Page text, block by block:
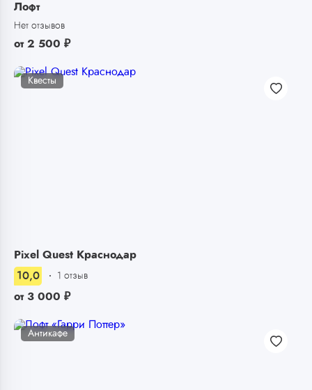
Лофт
Нет отзывов
от 2 500 ₽
Квесты
Pixel Quest Краснодар
10,0
1 отзыв
от 3 000 ₽
Антикафе